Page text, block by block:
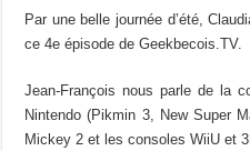
Par une belle journée d’été,
ce 4e épisode de Geekbecois.TV.
Jean-François nous parle de la
Nintendo (Pikmin 3, New Super
Mickey 2 et les consoles WiiU et